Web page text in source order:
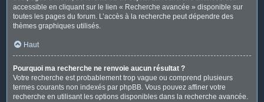
accessible en cliquant sur le lien « Recherche avancée » disponible sur
toutes les pages du forum. L’accès à la recherche peut dépendre des
thèmes graphiques utilisés.
Haut
Pourquoi ma recherche ne renvoie aucun résultat ?
Votre recherche est probablement trop vague ou comprend plusieurs
termes courants non indexés par phpBB. Vous pouvez affiner votre
recherche en utilisant les options disponibles dans la recherche avancée.